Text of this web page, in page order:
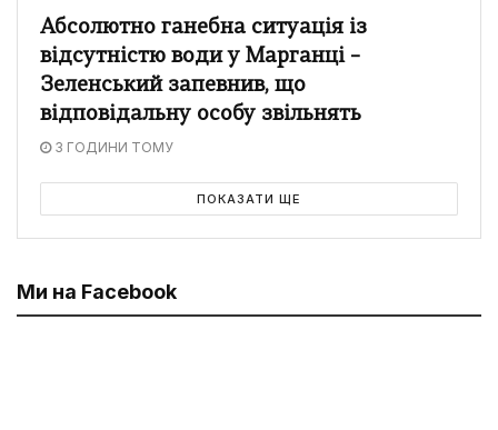
Абсолютно ганебна ситуація із
відсутністю води у Марганці –
Зеленський запевнив, що
відповідальну особу звільнять
3 ГОДИНИ ТОМУ
ПОКАЗАТИ ЩЕ
Ми на Facebook